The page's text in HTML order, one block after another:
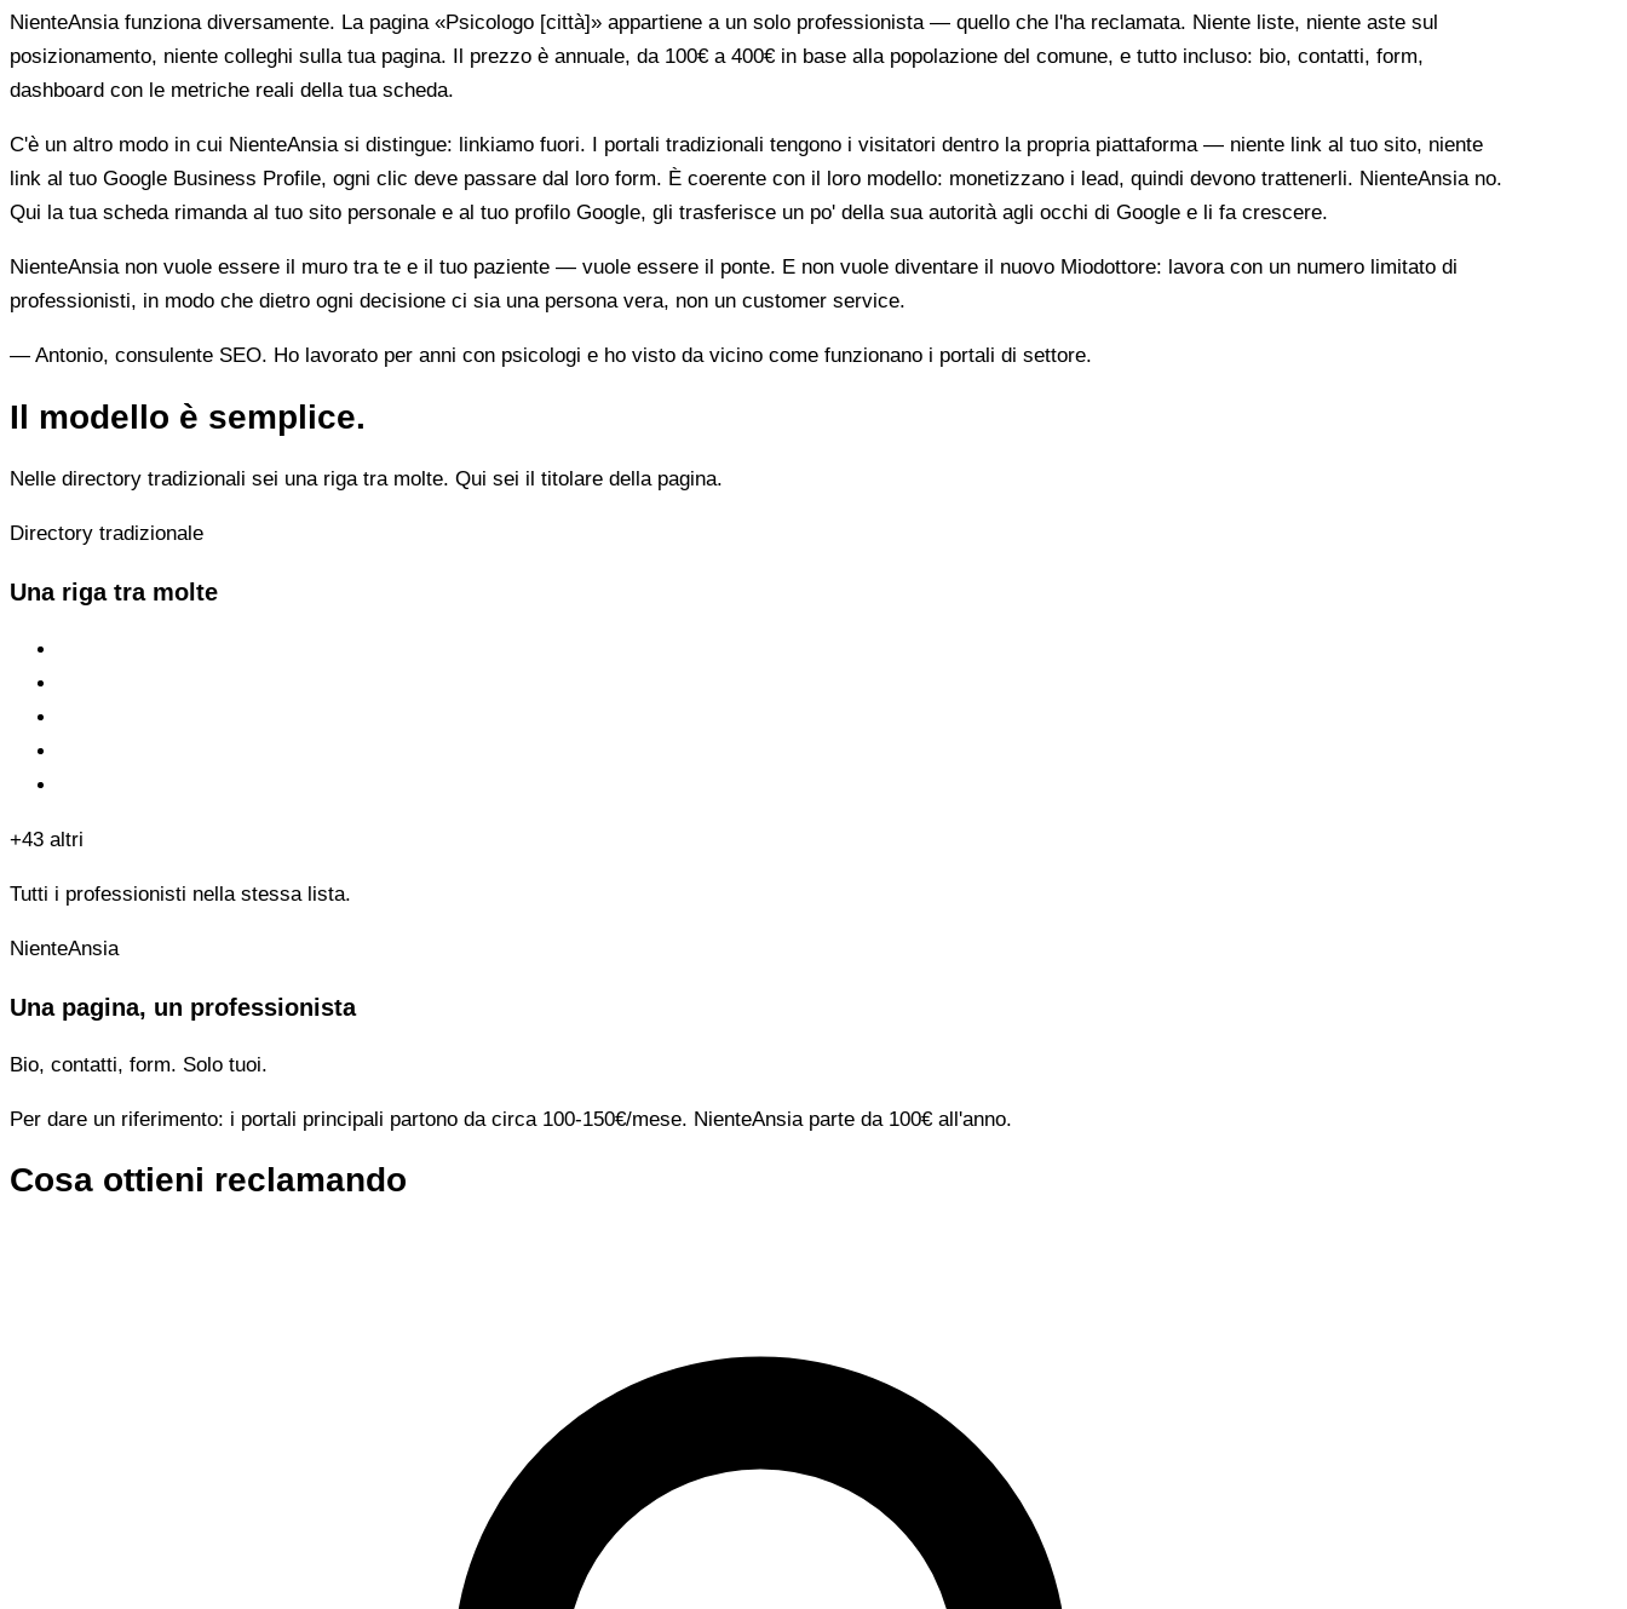
NienteAnsia funziona diversamente. La pagina «Psicologo [città]» appartiene a un solo professionista — quello che l'ha reclamata. Niente liste, niente aste sul
posizionamento, niente colleghi sulla tua pagina. Il prezzo è annuale, da 100€ a 400€ in base alla popolazione del comune, e tutto incluso: bio, contatti, form,
dashboard con le metriche reali della tua scheda.
C'è un altro modo in cui NienteAnsia si distingue: linkiamo fuori. I portali tradizionali tengono i visitatori dentro la propria piattaforma — niente link al tuo sito, niente
link al tuo Google Business Profile, ogni clic deve passare dal loro form. È coerente con il loro modello: monetizzano i lead, quindi devono trattenerli. NienteAnsia no.
Qui la tua scheda rimanda al tuo sito personale e al tuo profilo Google, gli trasferisce un po' della sua autorità agli occhi di Google e li fa crescere.
NienteAnsia non vuole essere il muro tra te e il tuo paziente — vuole essere il ponte. E non vuole diventare il nuovo Miodottore: lavora con un numero limitato di
professionisti, in modo che dietro ogni decisione ci sia una persona vera, non un customer service.
— Antonio, consulente SEO. Ho lavorato per anni con psicologi e ho visto da vicino come funzionano i portali di settore.
Il modello è semplice.
Nelle directory tradizionali sei una riga tra molte. Qui sei il titolare della pagina.
Directory tradizionale
Una riga tra molte
+43 altri
Tutti i professionisti nella stessa lista.
NienteAnsia
Una pagina, un professionista
Bio, contatti, form. Solo tuoi.
Per dare un riferimento: i portali principali partono da circa 100-150€/mese. NienteAnsia parte da 100€ all'anno.
Cosa ottieni reclamando